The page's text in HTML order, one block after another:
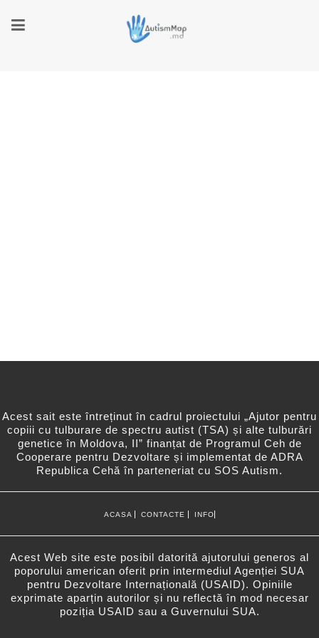
Acest sait este întreținut în cadrul proiectului „Ajutor pentru
copiii cu tulburare de spectru autist (TSA) și alte tulburări
genetice în Moldova, II” finanțat de Programul Ceh de
Cooperare pentru Dezvoltare și implementat de ADRA
Republica Cehă în parteneriat cu SOS Autism.
ACASA CONTACTE INFO
Acest Web site este posibil datorită ajutorului generos al
poporului american oferit prin intermediul Agenției SUA
pentru Dezvoltare Internațională (USAID). Opiniile
exprimate aparțin autorilor și nu reflectă în mod necesar
poziția USAID sau a Guvernului SUA.